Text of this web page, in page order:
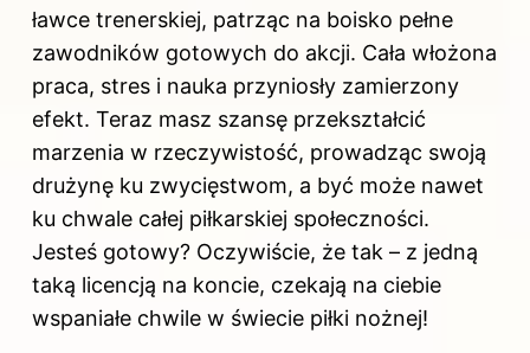
ławce trenerskiej, patrząc na boisko pełne
zawodników gotowych do akcji. Cała włożona
praca, stres i nauka przyniosły zamierzony
efekt. Teraz masz szansę przekształcić
marzenia w rzeczywistość, prowadząc swoją
drużynę ku zwycięstwom, a być może nawet
ku chwale całej piłkarskiej społeczności.
Jesteś gotowy? Oczywiście, że tak – z jedną
taką licencją na koncie, czekają na ciebie
wspaniałe chwile w świecie piłki nożnej!